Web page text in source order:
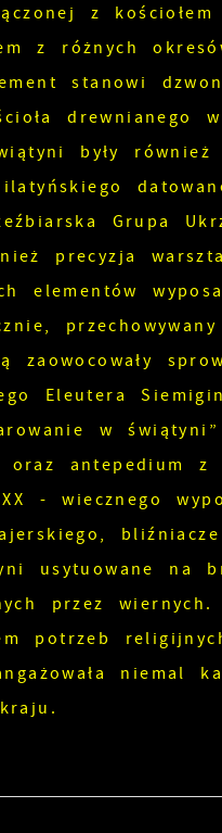
z
z różnych
stanowi
drewnianego
były
Grupa
precyzja
elementów
Eleutera
w
oraz antepedium
- wiecznego
usytuowane na
przez wiernych.
potrzeb
niemal